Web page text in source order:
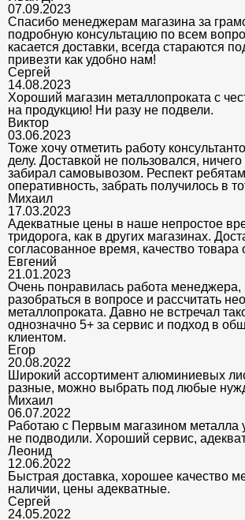
07.09.2023
Спасибо менеджерам магазина за
подробную консультацию по всем
касается доставки, всегда стараются
привезти как удобно нам!
Сергей
14.08.2023
Хороший магазин металлопроката с
на продукцию! Ни разу не подвели.
Виктор
03.06.2023
Тоже хочу отметить работу
делу. Доставкой не пользовался, ничего
забирал самовывозом. Респект
оперативность, забрать получилось в
Михаил
17.03.2023
Адекватные цены в наше непростое
тридорога, как в других магазинах.
согласованное время, качество товара
Евгений
21.01.2023
Очень понравилась работа менеджера,
разобраться в вопросе и рассчитать
металлопроката. Давно не встречал
однозначно 5+ за сервис и подход в
клиентом.
Егор
20.08.2022
Широкий ассортимент алюминиевых
разные, можно выбрать под любые
Михаил
06.07.2022
Работаю с Первым магазином металла
не подводили. Хороший сервис,
Леонид
12.06.2022
Быстрая доставка, хорошее качество
наличии, цены адекватные.
Сергей
24.05.2022